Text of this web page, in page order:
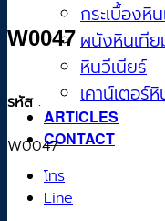
กระเบื้องหิ
ผนังหินเที
หินวีเนียร์
เคาน์เตอร์
ARTICLES
CONTACT
โทร
Line
W0047
รหัส:
W0047